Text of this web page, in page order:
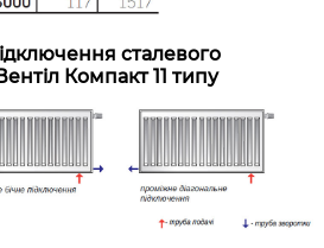
сталевого
Компакт 11 типу